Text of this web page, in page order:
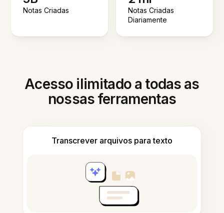
Notas Criadas
Notas Criadas
Diariamente
Acesso ilimitado a todas as
nossas ferramentas
Transcrever arquivos para texto